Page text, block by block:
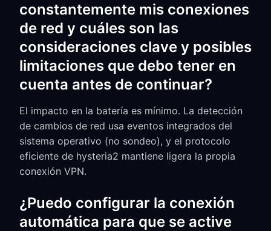
constantemente mis conexiones
de red y cuáles son las
consideraciones clave y posibles
limitaciones que debo tener en
cuenta antes de continuar?
El impacto en la batería es mínimo. La detección
de cambios de red usa eventos integrados del
sistema operativo (no sondeo), y el protocolo
eficiente de hysteria2 mantiene ligera la propia
conexión VPN.
¿Puedo configurar la conexión
automática para que se active